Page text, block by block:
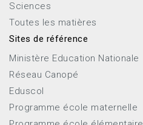
Sciences
Toutes les matières
Sites de référence
Ministère Education Nationale
Réseau Canopé
Eduscol
Programme école maternelle